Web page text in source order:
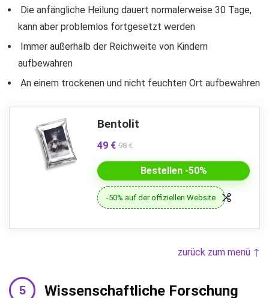
Die anfängliche Heilung dauert normalerweise 30 Tage,
kann aber problemlos fortgesetzt werden
Immer außerhalb der Reichweite von Kindern
aufbewahren
An einem trockenen und nicht feuchten Ort aufbewahren
Bentolit
49 € 98 €
Bestellen -50%
-50% auf der offiziellen Website
zurück zum menü ↑
Wissenschaftliche Forschung